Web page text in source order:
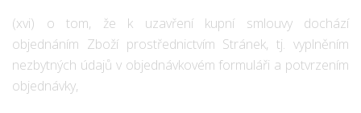
(xvi) o tom, že k uzavření kupní smlouvy dochází
objednáním Zboží prostřednictvím Stránek, tj. vyplněním
nezbytných údajů v objednávkovém formuláři a potvrzením
objednávky,